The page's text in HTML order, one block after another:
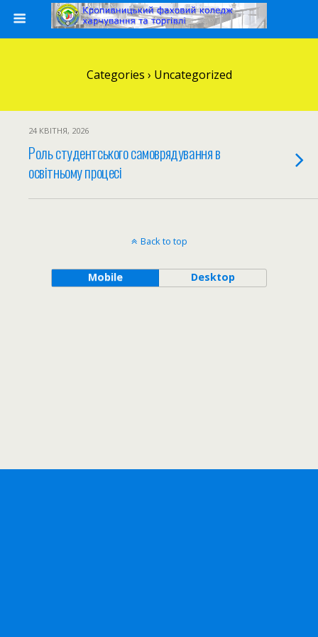
Categories › Uncategorized
24 КВІТНЯ, 2026
Роль студентського самоврядування в
освітньому процесі
Back to top
Mobile Desktop